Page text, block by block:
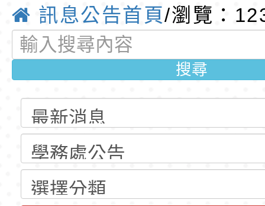
說明影片
光城市手牽手，綠能
走」動畫影片
本府115年70歲以上
員健康講座「吃得安
心」，請退休同仁踴
清華光罩教學專業論
動時代中的好老師：
教師韌性
轉環境部「淨零綠領
程」
轉農業部桃園區農業
「115年食農教育專
訓練課程」，歡迎已
育專業人員資格者報
錄取公告-桃園市桃
民小學115學年度「
理人員」甄選
東門國小115學年度
梯特教代課教師甄選
錄取公告-桃園市桃
畫1份-桃園市
小全球資訊網
育
訊息公告首頁/瀏覽：
搜尋